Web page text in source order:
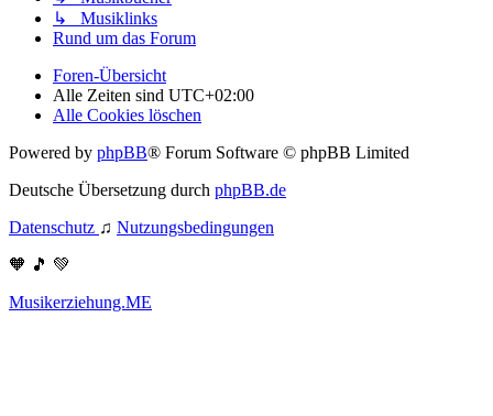
↳ Musiklinks
Rund um das Forum
Foren-Übersicht
Alle Zeiten sind UTC+02:00
Alle Cookies löschen
Powered by phpBB® Forum Software © phpBB Limited
Deutsche Übersetzung durch phpBB.de
Datenschutz ♫ Nutzungsbedingungen
🧡 🎵 💚
Musikerziehung.ME